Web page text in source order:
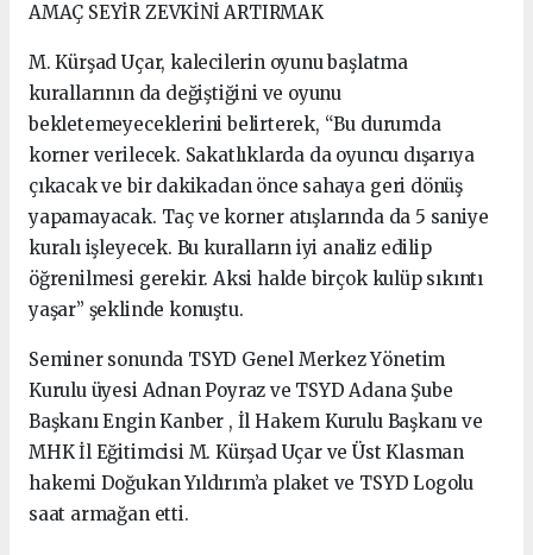
AMAÇ SEYİR ZEVKİNİ ARTIRMAK
M. Kürşad Uçar, kalecilerin oyunu başlatma
kurallarının da değiştiğini ve oyunu
bekletemeyeceklerini belirterek, “Bu durumda
korner verilecek. Sakatlıklarda da oyuncu dışarıya
çıkacak ve bir dakikadan önce sahaya geri dönüş
yapamayacak. Taç ve korner atışlarında da 5 saniye
kuralı işleyecek. Bu kuralların iyi analiz edilip
öğrenilmesi gerekir. Aksi halde birçok kulüp sıkıntı
yaşar” şeklinde konuştu.
Seminer sonunda TSYD Genel Merkez Yönetim
Kurulu üyesi Adnan Poyraz ve TSYD Adana Şube
Başkanı Engin Kanber , İl Hakem Kurulu Başkanı ve
MHK İl Eğitimcisi M. Kürşad Uçar ve Üst Klasman
hakemi Doğukan Yıldırım’a plaket ve TSYD Logolu
saat armağan etti.